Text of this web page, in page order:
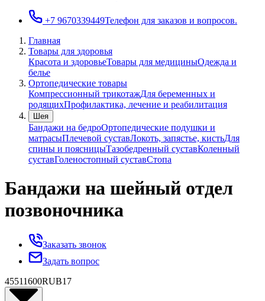
+7 9670339449Телефон для заказов и вопросов.
Главная
Товары для здоровья
Красота и здоровьеТовары для медициныОдежда и
белье
Ортопедические товары
Компрессионный трикотажДля беременных и
родящихПрофилактика, лечение и реабилитация
Шея
Бандажи на бедроОртопедические подушки и
матрасыПлечевой суставЛокоть, запястье, кистьДля
спины и поясницыТазобедренный суставКоленный
суставГоленостопный суставСтопа
Бандажи на шейный отдел
позвоночника
Заказать звонок
Задать вопрос
45511600RUB17